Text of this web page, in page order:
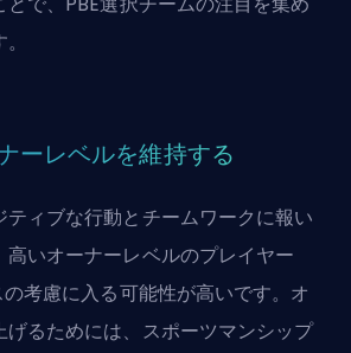
ーレベルを維持する
ティブな行動とチームワークに報い
高いオーナーレベルのプレイヤー
考慮に入る可能性が高いです。オ
げるためには、スポーツマンシップ